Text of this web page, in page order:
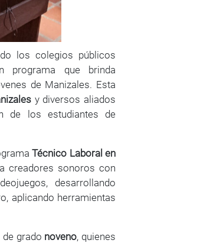
los colegios públicos
programa que brinda
de Manizales. Esta
y diversos aliados
de los estudiantes de
Técnico Laboral en
creadores sonoros con
desarrollando
aplicando herramientas
grado noveno, quienes